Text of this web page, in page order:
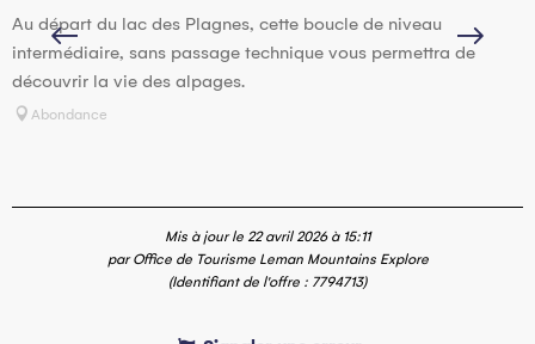
Au départ du lac des Plagnes, cette boucle de niveau
intermédiaire, sans passage technique vous permettra de
découvrir la vie des alpages.
Abondance
Mis à jour le 22 avril 2026 à 15:11
par Office de Tourisme Leman Mountains Explore
(Identifiant de l'offre : 7794713)